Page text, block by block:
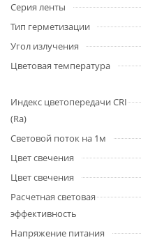
Серия ленты
Тип герметизации
Угол излучения
Цветовая температура
Индекс цветопередачи CRI
(Ra)
Световой поток на 1м
Цвет свечения
Цвет свечения
Расчетная световая
эффективность
Напряжение питания